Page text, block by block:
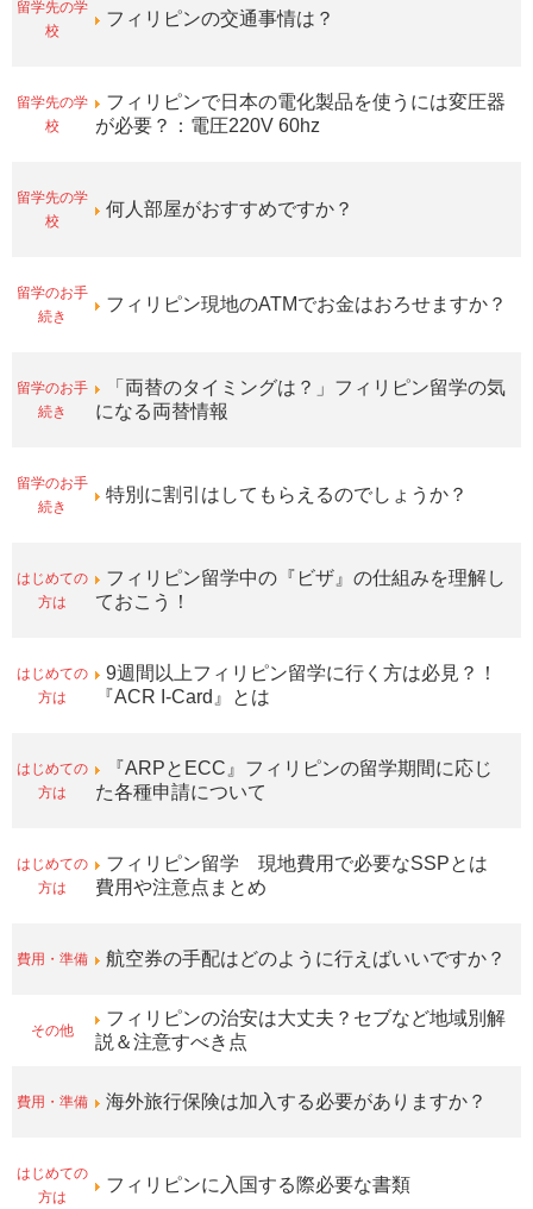
留学先の学
校
フィリピンの交通事情は？
留学先の学
校
フィリピンで日本の電化製品を使うには変圧器
が必要？：電圧220V 60hz
留学先の学
校
何人部屋がおすすめですか？
留学のお手
続き
フィリピン現地のATMでお金はおろせますか？
留学のお手
続き
「両替のタイミングは？」フィリピン留学の気
になる両替情報
留学のお手
続き
特別に割引はしてもらえるのでしょうか？
はじめての
方は
フィリピン留学中の『ビザ』の仕組みを理解し
ておこう！
はじめての
方は
9週間以上フィリピン留学に行く方は必見？！
『ACR I-Card』とは
はじめての
方は
『ARPとECC』フィリピンの留学期間に応じ
た各種申請について
はじめての
方は
フィリピン留学 現地費用で必要なSSPとは
費用や注意点まとめ
費用・準備 航空券の手配はどのように行えばいいですか？
その他
フィリピンの治安は大丈夫？セブなど地域別解
説＆注意すべき点
費用・準備 海外旅行保険は加入する必要がありますか？
はじめての
方は
フィリピンに入国する際必要な書類